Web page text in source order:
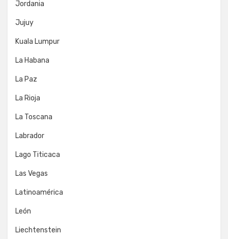
Jordania
Jujuy
Kuala Lumpur
La Habana
La Paz
La Rioja
La Toscana
Labrador
Lago Titicaca
Las Vegas
Latinoamérica
León
Liechtenstein